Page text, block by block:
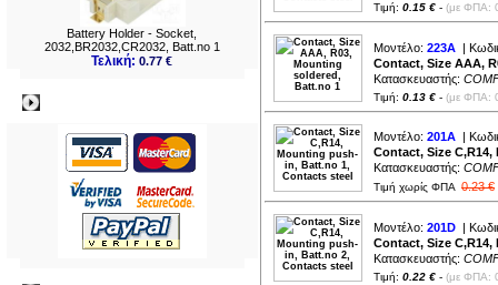
Battery Holder - Socket,
2032,BR2032,CR2032, Batt.no 1
Τελική:0.77 €
Τιμή: 0.15 € - (με ΦΠΑ:
Μοντέλο: 223A |
Contact, Size AAA,
Κατασκευαστής:
Τιμή: 0.13 € - (με ΦΠΑ:
Μοντέλο: 201A |
Contact, Size
Κατασκευαστής:
Τιμή χωρίς ΦΠΑ 0.23 €
Μοντέλο: 201D |
Contact, Size
Κατασκευαστής:
Τιμή: 0.22 € - (με ΦΠΑ: